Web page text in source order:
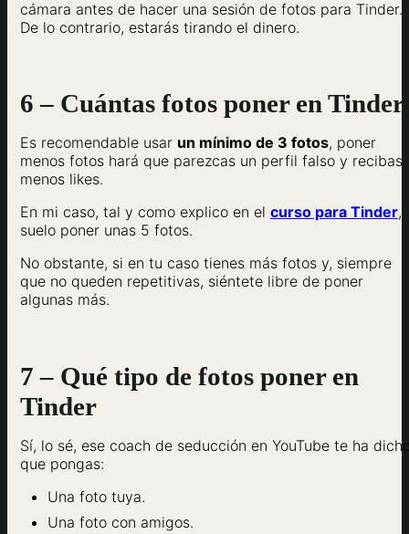
cámara antes de hacer una sesión de fotos para Tinder.
De lo contrario, estarás tirando el dinero.
6 – Cuántas fotos poner en Tinder
Es recomendable usar un mínimo de 3 fotos, poner
menos fotos hará que parezcas un perfil falso y recibas
menos likes.
En mi caso, tal y como explico en el curso para Tinder,
suelo poner unas 5 fotos.
No obstante, si en tu caso tienes más fotos y, siempre
que no queden repetitivas, siéntete libre de poner
algunas más.
7 – Qué tipo de fotos poner en
Tinder
Sí, lo sé, ese coach de seducción en YouTube te ha
que pongas:
Una foto tuya.
Una foto con amigos.